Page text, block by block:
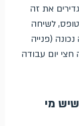
את זה
לשיחה
(פנייה
יום עבודה
מי